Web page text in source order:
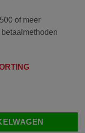
of meer
draadloos, op 5V of